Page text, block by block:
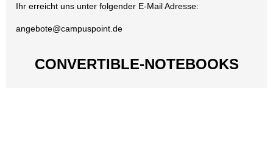
Ihr erreicht uns unter folgender E-Mail Adresse:
angebote@campuspoint.de
CONVERTIBLE-NOTEBOOKS